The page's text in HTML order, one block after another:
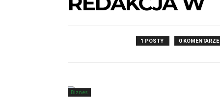
1 POSTY 0 KOMENTARZE
Biznes